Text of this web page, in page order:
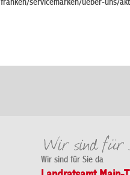
franken/servicemarken/ueber-uns/
Wir sind für Sie da